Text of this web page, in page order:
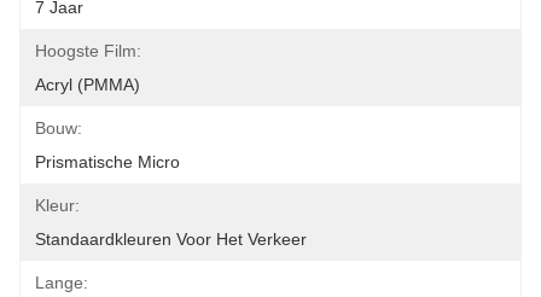
7 Jaar
Hoogste Film:
Acryl (PMMA)
Bouw:
Prismatische Micro
Kleur:
Standaardkleuren Voor Het Verkeer
Lange: